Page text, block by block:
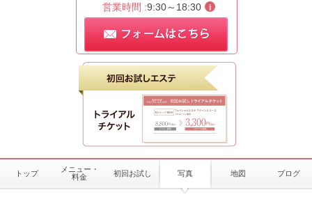
営業時間 :9:30～18:30
トップ
メニュー・
料金
初回お試し 写真 地図 ブログ